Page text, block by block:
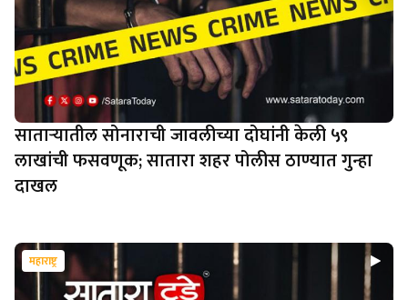
साताऱ्यातील सोनाराची जावलीच्या दोघांनी केली ५९
लाखांची फसवणूक; सातारा शहर पोलीस ठाण्यात गुन्हा
दाखल
महाराष्ट्र